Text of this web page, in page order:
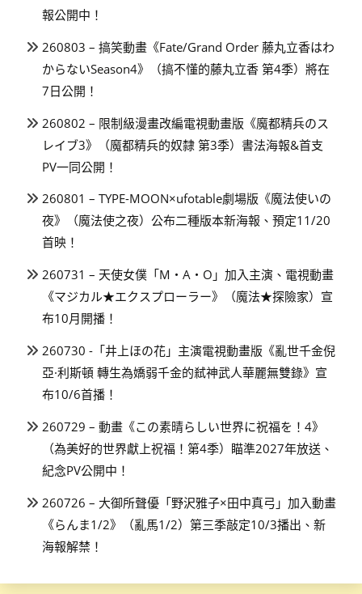
報公開中！
260803 – 搞笑動畫《Fate/Grand Order 藤丸立香はわ
からないSeason4》（搞不懂的藤丸立香 第4季）將在
7日公開！
260802 – 限制級漫畫改編電視動畫版《魔都精兵のス
レイブ3》（魔都精兵的奴隸 第3季）書法海報&首支
PV一同公開！
260801 – TYPE-MOON×ufotable劇場版《魔法使いの
夜》（魔法使之夜）公布二種版本新海報、預定11/20
首映！
260731 – 天使女僕「M・A・O」加入主演、電視動畫
《マジカル★エクスプローラー》（魔法★探險家）宣
布10月開播！
260730 -「井上ほの花」主演電視動畫版《亂世千金倪
亞·利斯頓 轉生為嬌弱千金的弒神武人華麗無雙錄》宣
布10/6首播！
260729 – 動畫《この素晴らしい世界に祝福を！4》
（為美好的世界獻上祝福！第4季）瞄準2027年放送、
紀念PV公開中！
260726 – 大御所聲優「野沢雅子×田中真弓」加入動畫
《らんま1/2》（亂馬1/2）第三季敲定10/3播出、新
海報解禁！